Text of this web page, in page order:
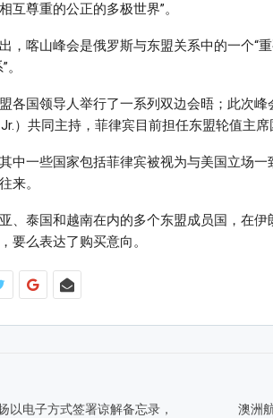
互尊重的公正的多极世界”。
，喀山峰会是俄罗斯与东盟关系中的一个“
各国领导人举行了一系列双边会晤；此次峰
）共同主持，菲律宾目前担任东盟轮值主席
中一些国家包括菲律宾被视为与美国立场
来。
、泰国和越南在内的多个东盟成员国，在
要么表达了购买意向。
以电子方式签署谅解备忘录，
澳洲